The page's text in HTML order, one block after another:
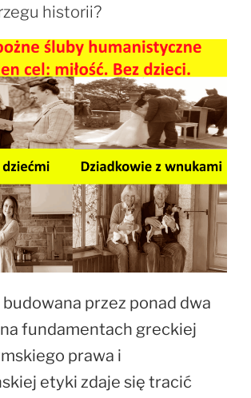
historii?
przez ponad dwa
fundamentach greckiej
prawa i
etyki zdaje się tracić